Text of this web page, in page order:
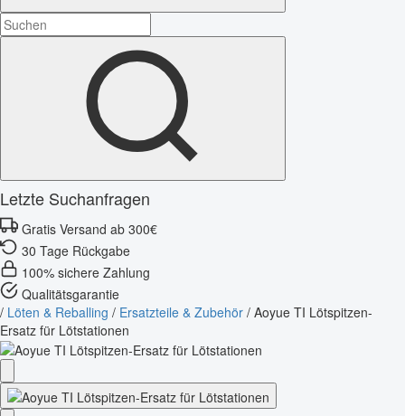
Letzte Suchanfragen
Gratis Versand ab 300€
30 Tage Rückgabe
100% sichere Zahlung
Qualitätsgarantie
/ Löten & Reballing / Ersatzteile & Zubehör / Aoyue TI Lötspitzen-
Ersatz für Lötstationen